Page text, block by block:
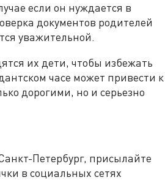
если он нуждается в
документов родителей
уважительной.
их дети, чтобы избежать
часе может привести к
дорогими, но и серьезно
Петербург, присылайте
в социальных сетях